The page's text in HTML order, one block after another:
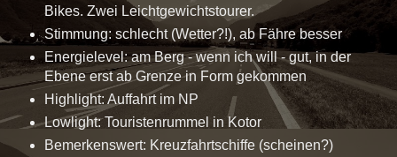
Bikes. Zwei Leichtgewichtstourer.
Stimmung: schlecht (Wetter?!), ab Fähre besser
Energielevel: am Berg - wenn ich will - gut, in der
Ebene erst ab Grenze in Form gekommen
Highlight: Auffahrt im NP
Lowlight: Touristenrummel in Kotor
Bemerkenswert: Kreuzfahrtschiffe (scheinen?)